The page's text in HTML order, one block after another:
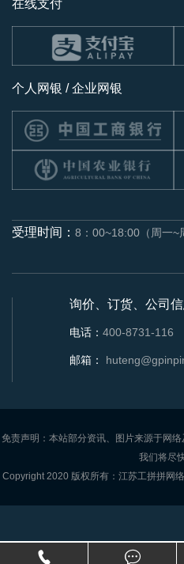
在线支付
个人网银 / 企业网银
受理时间： 8：00~18:00（周一~
询价、订货、公司
电话： 400-8731-116
邮箱：
免责声明：本站部分资讯、图片来源于网
我们将尽
Copyright 2020 版权所有：江苏工拼拼网